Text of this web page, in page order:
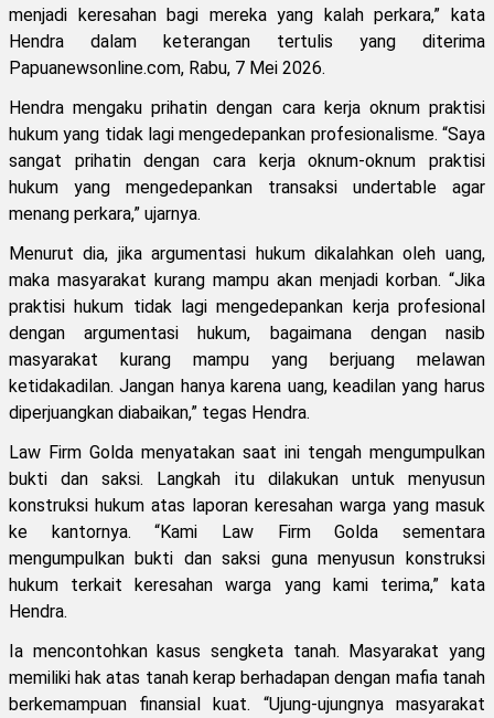
menjadi keresahan bagi mereka yang kalah perkara,” kata
Hendra dalam keterangan tertulis yang diterima
Papuanewsonline.com, Rabu, 7 Mei 2026.
Hendra mengaku prihatin dengan cara kerja oknum praktisi
hukum yang tidak lagi mengedepankan profesionalisme. “Saya
sangat prihatin dengan cara kerja oknum-oknum praktisi
hukum yang mengedepankan transaksi undertable agar
menang perkara,” ujarnya.
Menurut dia, jika argumentasi hukum dikalahkan oleh uang,
maka masyarakat kurang mampu akan menjadi korban. “Jika
praktisi hukum tidak lagi mengedepankan kerja profesional
dengan argumentasi hukum, bagaimana dengan nasib
masyarakat kurang mampu yang berjuang melawan
ketidakadilan. Jangan hanya karena uang, keadilan yang harus
diperjuangkan diabaikan,” tegas Hendra.
Law Firm Golda menyatakan saat ini tengah mengumpulkan
bukti dan saksi. Langkah itu dilakukan untuk menyusun
konstruksi hukum atas laporan keresahan warga yang masuk
ke kantornya. “Kami Law Firm Golda sementara
mengumpulkan bukti dan saksi guna menyusun konstruksi
hukum terkait keresahan warga yang kami terima,” kata
Hendra.
Ia mencontohkan kasus sengketa tanah. Masyarakat yang
memiliki hak atas tanah kerap berhadapan dengan mafia tanah
berkemampuan finansial kuat. “Ujung-ujungnya masyarakat